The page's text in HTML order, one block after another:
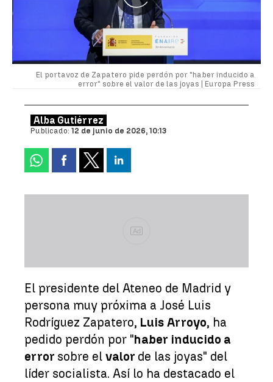
El portavoz de Zapatero pide perdón por "haber inducido a
error" sobre el valor de las joyas | Europa Press
Alba Gutiérrez
Publicado: 12 de junio de 2026, 10:13
Ad
El presidente del Ateneo de Madrid y
persona muy próxima a José Luis
Rodríguez Zapatero, Luis Arroyo, ha
pedido perdón por "haber inducido a
error sobre el valor de las joyas" del
líder socialista. Así lo ha destacado el